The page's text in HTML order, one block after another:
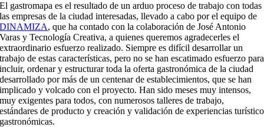
El gastromapa es el resultado de un arduo proceso de trabajo con todas
las empresas de la ciudad interesadas, llevado a cabo por el equipo de
DINAMIZA, que ha contado con la colaboración de José Antonio
Varas y Tecnología Creativa, a quienes queremos agradecerles el
extraordinario esfuerzo realizado. Siempre es difícil desarrollar un
trabajo de estas características, pero no se han escatimado esfuerzo para
incluir, ordenar y estructurar toda la oferta gastronómica de la ciudad
desarrollado por más de un centenar de establecimientos, que se han
implicado y volcado con el proyecto. Han sido meses muy intensos,
muy exigentes para todos, con numerosos talleres de trabajo,
estándares de producto y creación y validación de experiencias turístico
gastronómicas.